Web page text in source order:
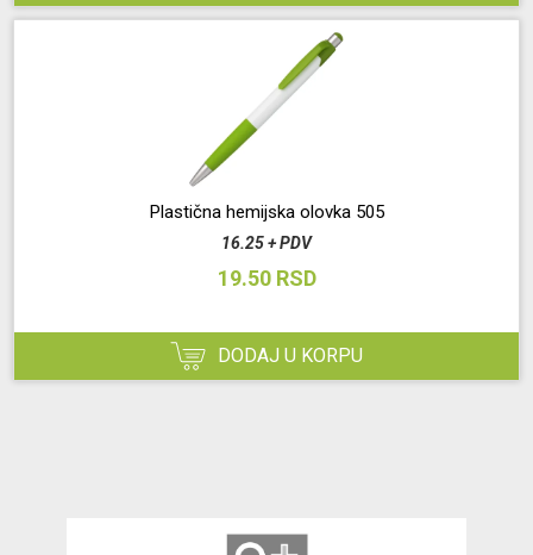
Plastična hemijska olovka 505
16.25 + PDV
19.50 RSD
DODAJ U KORPU